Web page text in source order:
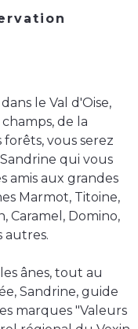
le Val d'Oise,
de la
vous serez
qui vous
amis aux grandes
Marmot, Titoine,
Caramel, Domino,
autres.
ânes, tout au
Sandrine, guide
marques "Valeurs